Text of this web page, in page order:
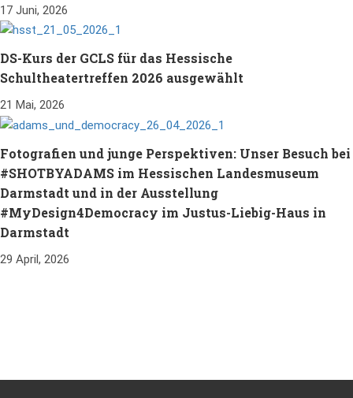
17 Juni, 2026
DS-Kurs der GCLS für das Hessische
Schultheatertreffen 2026 ausgewählt
21 Mai, 2026
Fotografien und junge Perspektiven: Unser Besuch bei
#SHOTBYADAMS im Hessischen Landesmuseum
Darmstadt und in der Ausstellung
#MyDesign4Democracy im Justus-Liebig-Haus in
Darmstadt
29 April, 2026